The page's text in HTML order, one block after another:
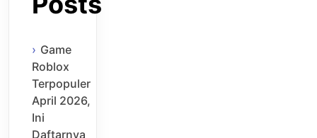
Game
Roblox
Terpopuler
April 2026,
Ini
Daftarnya